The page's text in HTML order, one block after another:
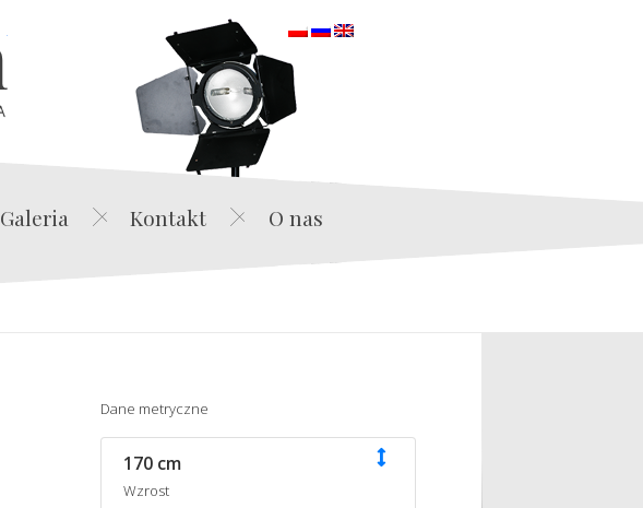
Edwin Film Agencja Aktorska
Galeria Kontakt O nas
Dane metryczne
170 cm
Wzrost